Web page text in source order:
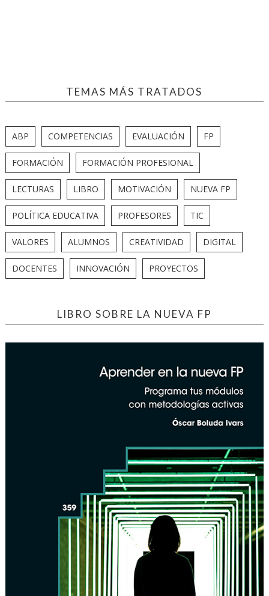
TEMAS MÁS TRATADOS
ABP COMPETENCIAS EVALUACIÓN FP
FORMACIÓN FORMACIÓN PROFESIONAL
LECTURAS LIBRO MOTIVACIÓN NUEVA FP
POLÍTICA EDUCATIVA PROFESORES TIC
VALORES ALUMNOS CREATIVIDAD DIGITAL
DOCENTES INNOVACIÓN PROYECTOS
LIBRO SOBRE LA NUEVA FP